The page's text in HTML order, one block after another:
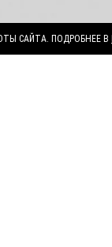
САЙТА. ПОДРОБНЕЕ В